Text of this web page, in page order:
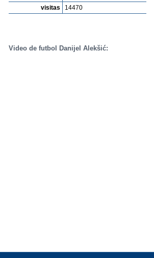
visitas
14470
Video de futbol Danijel Alekšić: